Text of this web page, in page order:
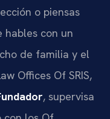
o piensas
con un
de familia y el
Offices Of SRIS,
, supervisa